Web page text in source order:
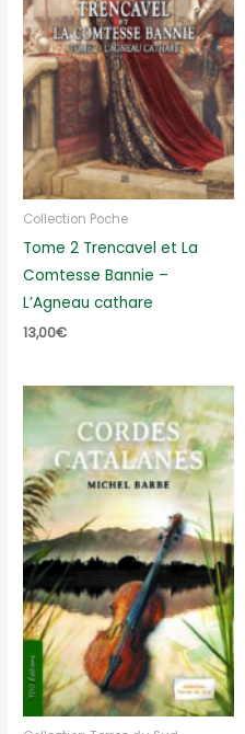
Collection Poche
Tome 2 Trencavel et La
Comtesse Bannie –
L’Agneau cathare
13,00€